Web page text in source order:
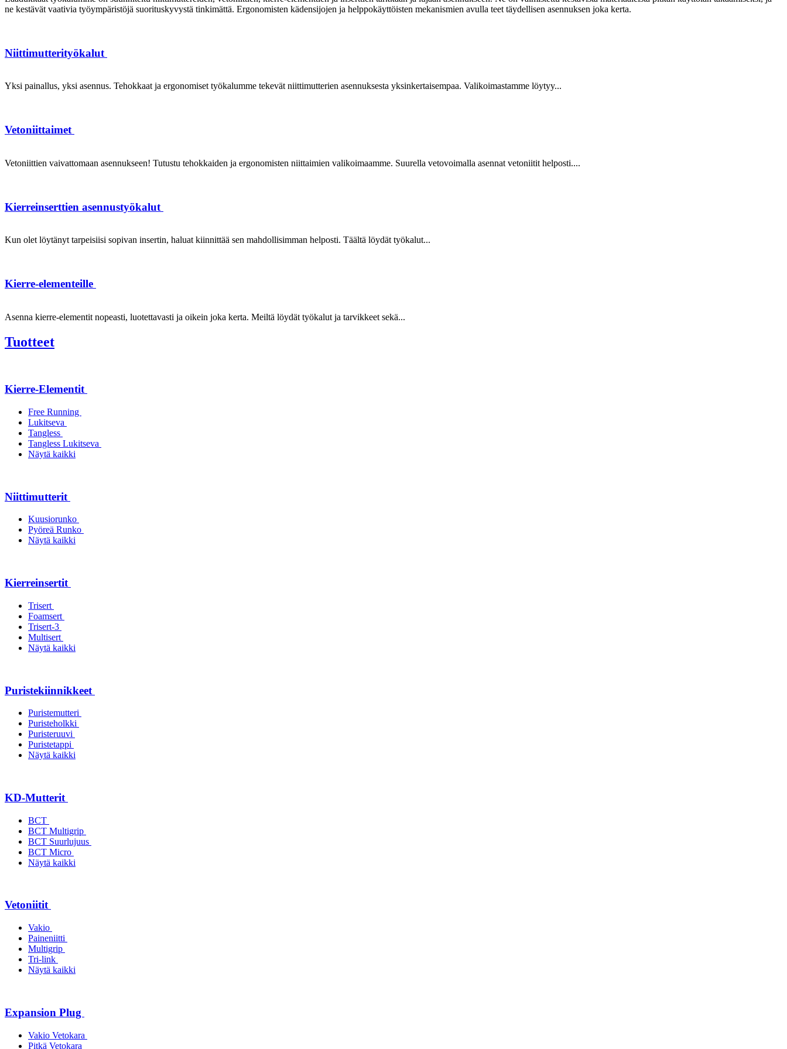
ne kestävät vaativia työympäristöjä suorituskyvystä tinkimättä. Ergonomisten kädensijojen ja helppokäyttöisten mekanismien avulla teet täydellisen asennuksen joka kerta.
Niittimutterityökalut
Yksi painallus, yksi asennus. Tehokkaat ja ergonomiset työkalumme tekevät niittimutterien asennuksesta yksinkertaisempaa. Valikoimastamme löytyy...
Vetoniittaimet
Vetoniittien vaivattomaan asennukseen! Tutustu tehokkaiden ja ergonomisten niittaimien valikoimaamme. Suurella vetovoimalla asennat vetoniitit helposti....
Kierreinserttien asennustyökalut
Kun olet löytänyt tarpeisiisi sopivan insertin, haluat kiinnittää sen mahdollisimman helposti. Täältä löydät työkalut...
Kierre-elementeille
Asenna kierre-elementit nopeasti, luotettavasti ja oikein joka kerta. Meiltä löydät työkalut ja tarvikkeet sekä...
Tuotteet
Kierre-Elementit
Free Running
Lukitseva
Tangless
Tangless Lukitseva
Näytä kaikki
Niittimutterit
Kuusiorunko
Pyöreä Runko
Näytä kaikki
Kierreinsertit
Trisert
Foamsert
Trisert-3
Multisert
Näytä kaikki
Puristekiinnikkeet
Puristemutteri
Puristeholkki
Puristeruuvi
Puristetappi
Näytä kaikki
KD-Mutterit
BCT
BCT Multigrip
BCT Suurlujuus
BCT Micro
Näytä kaikki
Vetoniitit
Vakio
Paineniitti
Multigrip
Tri-link
Näytä kaikki
Expansion Plug
Vakio Vetokara
Pitkä Vetokara